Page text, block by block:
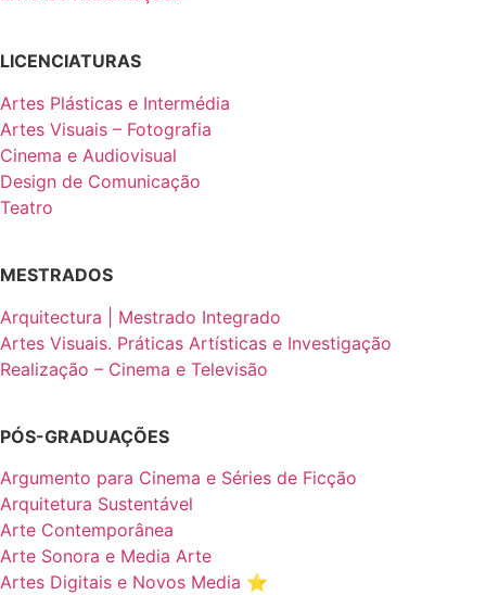
LICENCIATURAS
Artes Plásticas e Intermédia
Artes Visuais – Fotografia
Cinema e Audiovisual
Design de Comunicação
Teatro
MESTRADOS
Arquitectura | Mestrado Integrado
Artes Visuais. Práticas Artísticas e Investigação
Realização – Cinema e Televisão
PÓS-GRADUAÇÕES
Argumento para Cinema e Séries de Ficção
Arquitetura Sustentável
Arte Contemporânea
Arte Sonora e Media Arte
Artes Digitais e Novos Media ⭐️